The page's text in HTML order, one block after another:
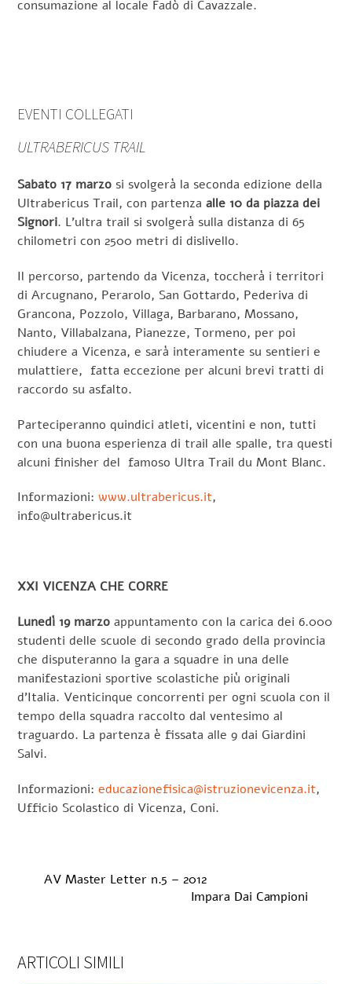
consumazione al locale Fadò di Cavazzale.
EVENTI COLLEGATI
ULTRABERICUS TRAIL
Sabato 17 marzo si svolgerà la seconda edizione della
Ultrabericus Trail, con partenzaalle 10 da piazza dei
Signori. L’ultra trail si svolgerà sulla distanza di 65
chilometri con 2500 metri di dislivello.
Il percorso, partendo da Vicenza, toccherà i territori
di Arcugnano, Perarolo, San Gottardo, Pederiva di
Grancona, Pozzolo, Villaga, Barbarano, Mossano,
Nanto, Villabalzana, Pianezze, Tormeno, per poi
chiudere a Vicenza, e sarà interamente su sentieri e
mulattiere, fatta eccezione per alcuni brevi tratti di
raccordo su asfalto.
Parteciperanno quindici atleti, vicentini e non, tutti
con una buona esperienza di trail alle spalle, tra questi
alcuni finisher del famoso Ultra Trail du Mont Blanc.
Informazioni:www.ultrabericus.it,
info@ultrabericus.it
XXI VICENZA CHE CORRE
Lunedì 19 marzo appuntamento con la carica dei 6.000
studenti delle scuole di secondo grado della provincia
che disputeranno la gara a squadre in una delle
manifestazioni sportive scolastiche più originali
d’Italia. Venticinque concorrenti per ogni scuola con il
tempo della squadra raccolto dal ventesimo al
traguardo. La partenza è fissata alle 9 dai Giardini
Salvi.
Informazioni:educazionefisica@istruzionevicenza.it,
Ufficio Scolastico di Vicenza, Coni.
AV Master Letter n.5 – 2012
Impara Dai Campioni
ARTICOLI SIMILI